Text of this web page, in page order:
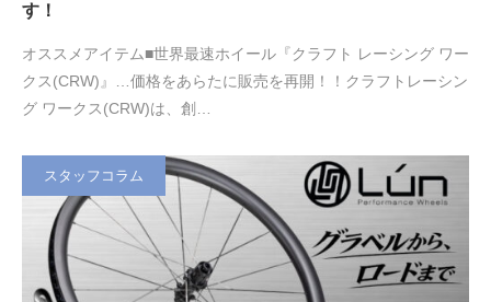
す！
オススメアイテム■世界最速ホイール『クラフト レーシング ワー
クス(CRW)』…価格をあらたに販売を再開！！クラフトレーシン
グ ワークス(CRW)は、創…
スタッフコラム